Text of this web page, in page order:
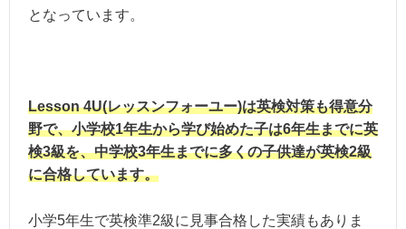
となっています。
Lesson 4U(レッスンフォーユー)は英検対策も得意分
野で、小学校1年生から学び始めた子は6年生までに英
検3級を、中学校3年生までに多くの子供達が英検2級
に合格しています。
小学5年生で英検準2級に見事合格した実績もありま